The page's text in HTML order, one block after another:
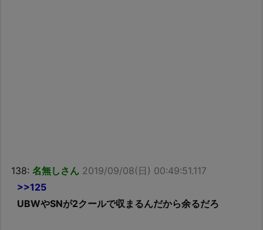
138: 名無しさん 2019/09/08(日) 00:49:51.117
>>125
UBWやSNが2クールで収まるんだから余るだろ